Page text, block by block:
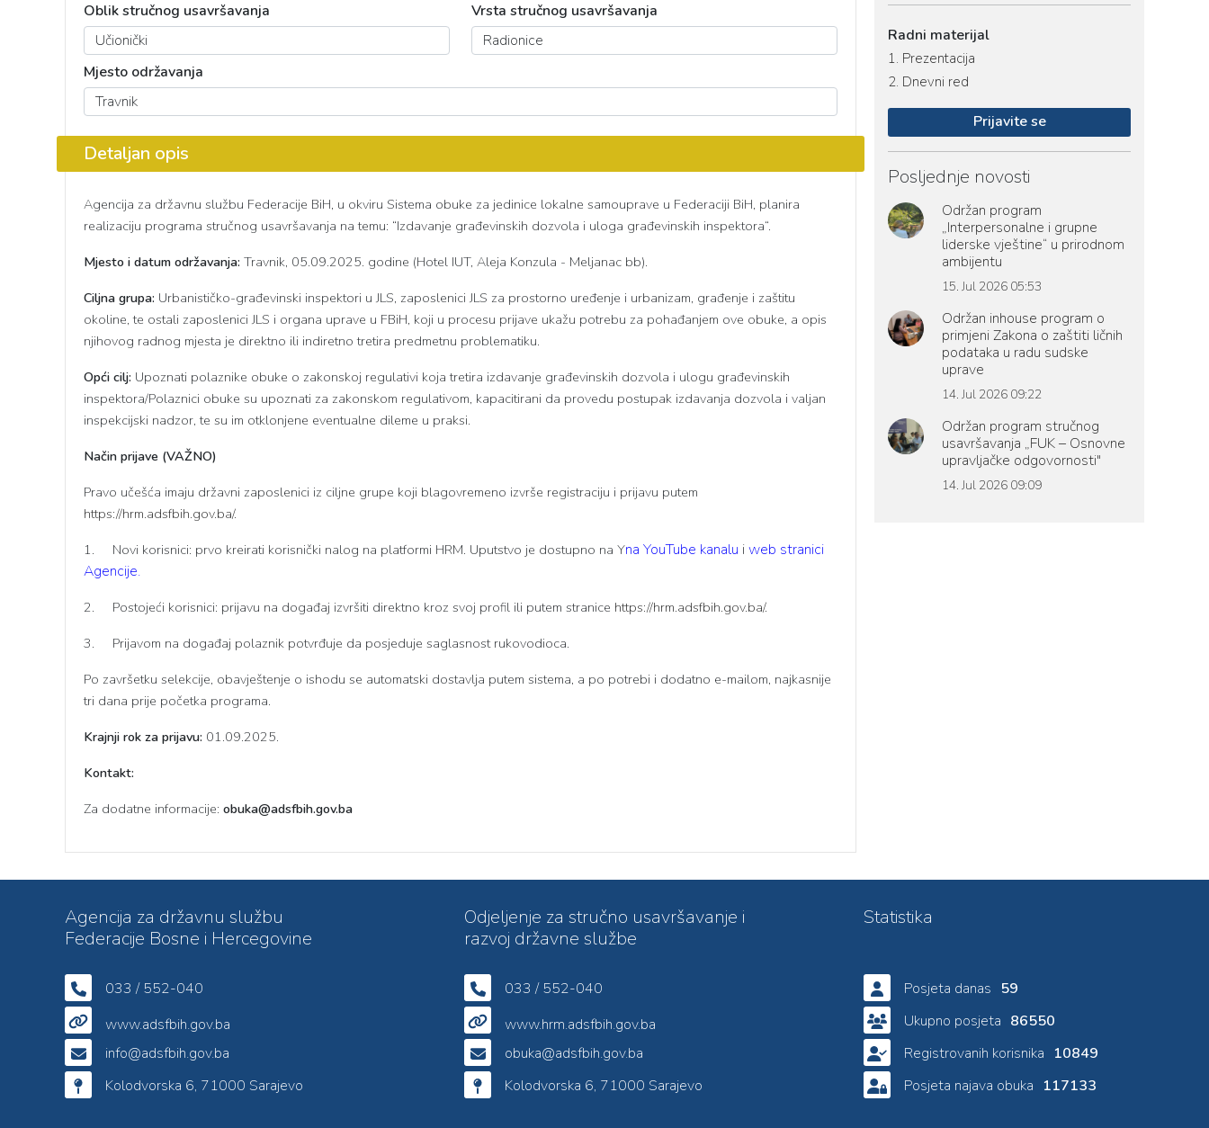
Oblik stručnog usavršavanja Vrsta stručnog usavršavanja
Mjesto održavanja
Detaljan opis
Agencija za državnu službu Federacije BiH, u okviru Sistema obuke za jedinice lokalne samouprave u Federaciji BiH, planira
realizaciju programa stručnog usavršavanja na temu: “Izdavanje građevinskih dozvola i uloga građevinskih inspektora“.
Mjesto i datum održavanja: Travnik, 05.09.2025. godine (Hotel IUT, Aleja Konzula - Meljanac bb).
Ciljna grupa: Urbanističko-građevinski inspektori u JLS, zaposlenici JLS za prostorno uređenje i urbanizam, građenje i zaštitu
okoline, te ostali zaposlenici JLS i organa uprave u FBiH, koji u procesu prijave ukažu potrebu za pohađanjem ove obuke, a opis
njihovog radnog mjesta je direktno ili indiretno tretira predmetnu problematiku.
Opći cilj: Upoznati polaznike obuke o zakonskoj regulativi koja tretira izdavanje građevinskih dozvola i ulogu građevinskih
inspektora/Polaznici obuke su upoznati za zakonskom regulativom, kapacitirani da provedu postupak izdavanja dozvola i valjan
inspekcijski nadzor, te su im otklonjene eventualne dileme u praksi.
Način prijave (VAŽNO)
Pravo učešća imaju državni zaposlenici iz ciljne grupe koji blagovremeno izvrše registraciju i prijavu putem
https://hrm.adsfbih.gov.ba/.
1.
Novi korisnici: prvo kreirati korisnički nalog na platformi HRM. Uputstvo je dostupno na Yna YouTube kanalu i web stranici
Agencije.
2. Postojeći korisnici: prijavu na događaj izvršiti direktno kroz svoj profil ili putem stranice https://hrm.adsfbih.gov.ba/.
3.
Prijavom na događaj polaznik potvrđuje da posjeduje saglasnost rukovodioca.
Po završetku selekcije, obavještenje o ishodu se automatski dostavlja putem sistema, a po potrebi i dodatno e-mailom, najkasnije
tri dana prije početka programa.
Krajnji rok za prijavu: 01.09.2025.
Kontakt:
Za dodatne informacije: obuka@adsfbih.gov.ba
Radni materijal
1. Prezentacija
2. Dnevni red
Prijavite se
Posljednje novosti
Održan program
„Interpersonalne i grupne
liderske vještine“ u prirodnom
ambijentu
15. Jul 2026 05:53
Održan inhouse program o
primjeni Zakona o zaštiti ličnih
podataka u radu sudske
uprave
14. Jul 2026 09:22
Održan program stručnog
usavršavanja „FUK – Osnovne
upravljačke odgovornosti"
14. Jul 2026 09:09
Agencija za državnu službu
Federacije Bosne i Hercegovine
033 / 552-040
www.adsfbih.gov.ba
info@adsfbih.gov.ba
Kolodvorska 6, 71000 Sarajevo
Odjeljenje za stručno usavršavanje i
razvoj državne službe
033 / 552-040
www.hrm.adsfbih.gov.ba
obuka@adsfbih.gov.ba
Kolodvorska 6, 71000 Sarajevo
Statistika
Posjeta danas 59
Ukupno posjeta 86550
Registrovanih korisnika 10849
Posjeta najava obuka 117133